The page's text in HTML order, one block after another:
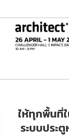
content
ให้ทุกพื้นที่
ระบบประ